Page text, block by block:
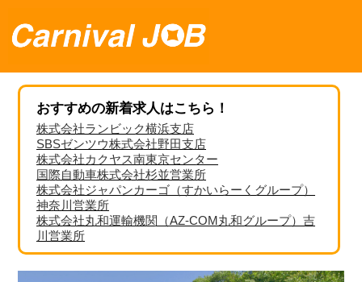
おすすめの新着求人はこちら！
株式会社ランビック横浜支店
SBSゼンツウ株式会社野田支店
株式会社カクヤス南東京センター
国際自動車株式会社杉並営業所
株式会社ジャパンカーゴ（すかいらーくグループ）
神奈川営業所
株式会社丸和運輸機関（AZ-COM丸和グループ）吉
川営業所